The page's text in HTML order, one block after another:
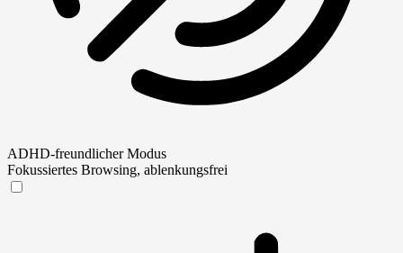
ADHD-freundlicher Modus
Fokussiertes Browsing, ablenkungsfrei